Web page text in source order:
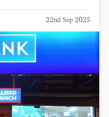
22nd Sep 2025